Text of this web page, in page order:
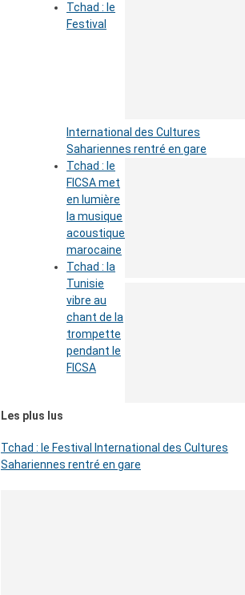
Tchad : le
Festival
International des Cultures
Sahariennes rentré en gare
Tchad : le
FICSA met
en lumière
la musique
acoustique
marocaine
Tchad : la
Tunisie
vibre au
chant de la
trompette
pendant le
FICSA
Les plus lus
Tchad : le Festival International des Cultures
Sahariennes rentré en gare